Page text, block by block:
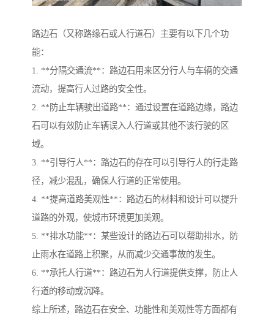
路边石（又称路缘石或人行道石）主要有以下几个功
能：
1. **分隔交通流**：路边石用来区分行人与车辆的交通
流动，提高行人过路的安全性。
2. **防止车辆驶出道路**：通过设置在道路边缘，路边
石可以有效防止车辆误入人行道或其他不该行驶的区
域。
3. **引导行人**：路边石的存在可以引导行人的行走路
径，减少混乱，确保人行道的正常使用。
4. **提高道路美观性**：路边石的材料和设计可以提升
道路的外观，使城市环境更加美观。
5. **排水功能**：某些设计的路边石可以帮助排水，防
止雨水在道路上积聚，从而减少交通事故的发生。
6. **承托人行道**：路边石为人行道提供支撑，防止人
行道的移动或沉降。
综上所述，路边石在安全、功能性和美观性等方面都有